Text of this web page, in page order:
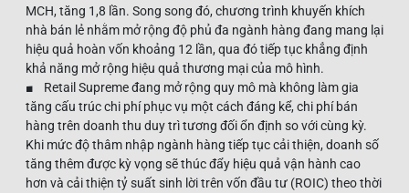
MCH, tăng 1,8 lần. Song song đó, chương trình khuyến khích
nhà bán lẻ nhằm mở rộng độ phủ đa ngành hàng đang mang lại
hiệu quả hoàn vốn khoảng 12 lần, qua đó tiếp tục khẳng định
khả năng mở rộng hiệu quả thương mại của mô hình.
■ Retail Supreme đang mở rộng quy mô mà không làm gia
tăng cấu trúc chi phí phục vụ một cách đáng kể, chi phí bán
hàng trên doanh thu duy trì tương đối ổn định so với cùng kỳ.
Khi mức độ thâm nhập ngành hàng tiếp tục cải thiện, doanh số
tăng thêm được kỳ vọng sẽ thúc đẩy hiệu quả vận hành cao
hơn và cải thiện tỷ suất sinh lời trên vốn đầu tư (ROIC) theo thời